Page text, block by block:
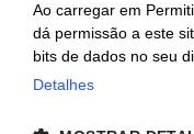
Ao carregar em
dá permissão a este
bits de dados no seu
Detalhes